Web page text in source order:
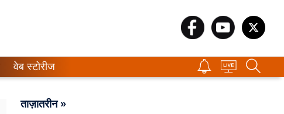
वेब स्टोरीज
ताज़ातरीन »